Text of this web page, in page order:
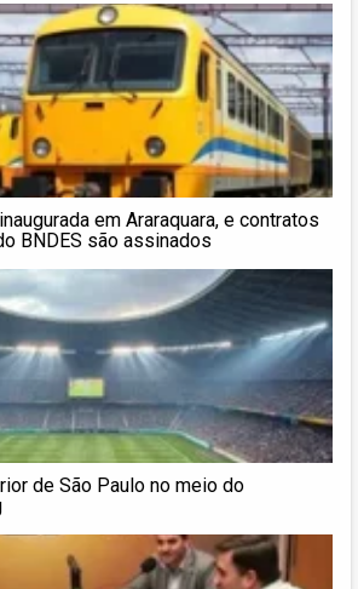
em Araraquara, e contratos
BNDES são assinados
de São Paulo no meio do